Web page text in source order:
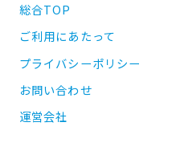
総合TOP
ご利用にあたって
プライバシーポリシー
お問い合わせ
運営会社